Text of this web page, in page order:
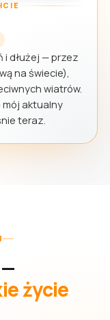
i dłużej — przez
na świecie),
wiatrów.
mój aktualny
teraz.
życie